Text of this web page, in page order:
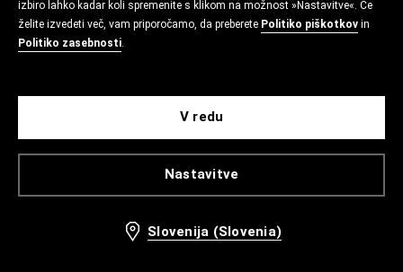
izbiro lahko kadar koli spremenite s klikom na možnost »Nastavitve«. Če
želite izvedeti več, vam priporočamo, da preberete Politiko piškotkov in
Politiko zasebnosti.
Nastavitve
V redu
Slovenija (Slovenia)